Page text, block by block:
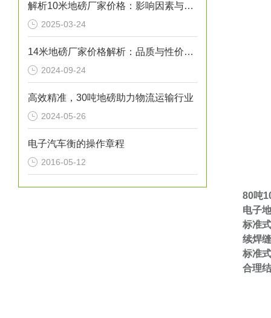
解析10米地磅厂家价格：影响因素与市场行情
2025-03-24
14米地磅厂家价格解析：品质与性价比的考量
2024-09-24
高效精准，30吨地磅助力物流运输行业
2024-05-26
电子汽车衡的操作章程
2016-05-12
80吨
电子
标准
续焊
标准
合理